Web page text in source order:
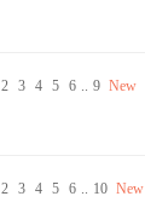
2 3 4 5 6 .. 9 New
2 3 4 5 6 .. 10 New